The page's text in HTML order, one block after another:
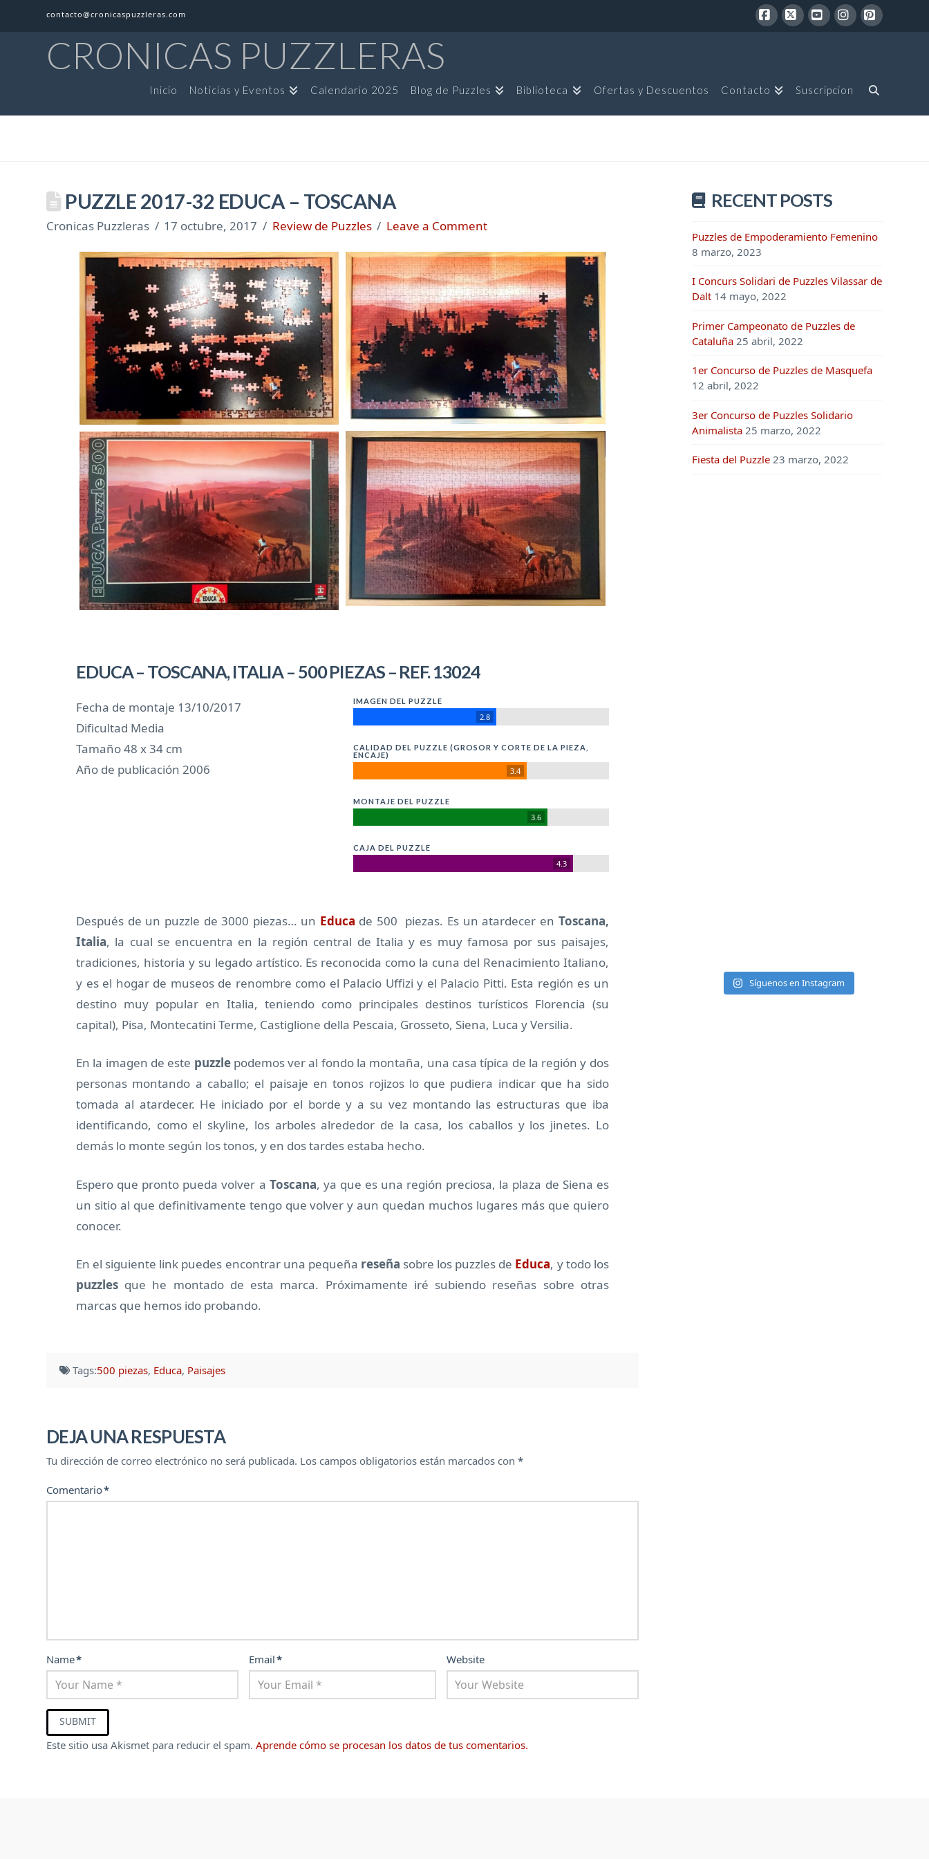
contacto@cronicaspuzzleras.com
CRONICAS PUZZLERAS
Inicio Noticias y Eventos Calendario 2025 Blog de Puzzles Biblioteca Ofertas y Descuentos Contacto Suscripcion
PUZZLE 2017-32 EDUCA – TOSCANA
Cronicas Puzzleras 17 octubre, 2017 Review de Puzzles Leave a Comment
EDUCA – TOSCANA, ITALIA – 500 PIEZAS – REF. 13024
Fecha de montaje 13/10/2017
Dificultad Media
Tamaño 48 x 34 cm
Año de publicación 2006
IMAGEN DEL PUZZLE
2.8
CALIDAD DEL PUZZLE (GROSOR Y CORTE DE LA PIEZA,
ENCAJE)
3.4
MONTAJE DEL PUZZLE
3.6
CAJA DEL PUZZLE
4.3
Después de un puzzle de 3000 piezas… un Educa de 500 piezas. Es un atardecer en Toscana,
Italia, la cual se encuentra en la región central de Italia y es muy famosa por sus paisajes,
tradiciones, historia y su legado artístico. Es reconocida como la cuna del Renacimiento Italiano,
y es el hogar de museos de renombre como el Palacio Uffizi y el Palacio Pitti. Esta región es un
destino muy popular en Italia, teniendo como principales destinos turísticos Florencia (su
capital), Pisa, Montecatini Terme, Castiglione della Pescaia, Grosseto, Siena, Luca y Versilia.
En la imagen de este puzzlepodemos ver al fondo la montaña, una casa típica de la región y dos
personas montando a caballo; el paisaje en tonos rojizos lo que pudiera indicar que ha sido
tomada al atardecer. He iniciado por el borde y a su vez montando las estructuras que iba
identificando, como el skyline, los arboles alrededor de la casa, los caballos y los jinetes. Lo
demás lo monte según los tonos, y en dos tardes estaba hecho.
Espero que pronto pueda volver a Toscana, ya que es una región preciosa, la plaza de Siena es
un sitio al que definitivamente tengo que volver y aun quedan muchos lugares más que quiero
conocer.
En el siguiente link puedes encontrar una pequeña reseña sobre los puzzles de Educa, y todo los
puzzles que he montado de esta marca. Próximamente iré subiendo reseñas sobre otras
marcas que hemos ido probando.
Tags:500 piezas, Educa, Paisajes
DEJA UNA RESPUESTA
Tu dirección de correo electrónico no será publicada. Los campos obligatorios están marcados con*
Comentario*
Name* Email* Website
Este sitio usa Akismet para reducir el spam.Aprende cómo se procesan los datos de tus comentarios.
RECENT POSTS
Puzzles de Empoderamiento Femenino
8 marzo, 2023
I Concurs Solidari de Puzzles Vilassar de
Dalt 14 mayo, 2022
Primer Campeonato de Puzzles de
Cataluña 25 abril, 2022
1er Concurso de Puzzles de Masquefa
12 abril, 2022
3er Concurso de Puzzles Solidario
Animalista 25 marzo, 2022
Fiesta del Puzzle 23 marzo, 2022
Síguenos en Instagram